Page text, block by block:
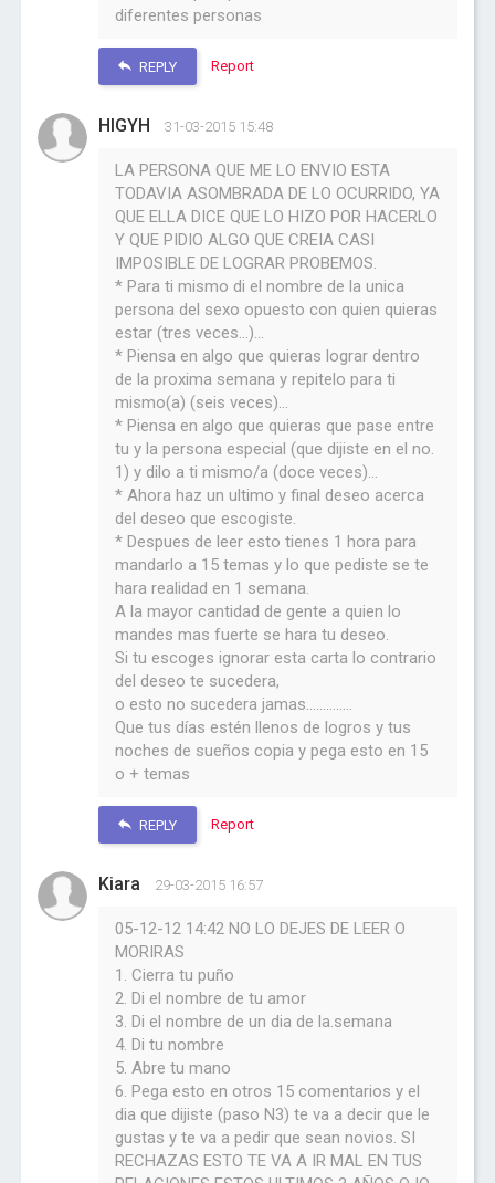
diferentes personas
REPLY Report
HIGYH 31-03-2015 15:48
LA PERSONA QUE ME LO ENVIO ESTA
TODAVIA ASOMBRADA DE LO OCURRIDO, YA
QUE ELLA DICE QUE LO HIZO POR HACERLO
Y QUE PIDIO ALGO QUE CREIA CASI
IMPOSIBLE DE LOGRAR PROBEMOS.
* Para ti mismo di el nombre de la unica
persona del sexo opuesto con quien quieras
estar (tres veces...)...
* Piensa en algo que quieras lograr dentro
de la proxima semana y repitelo para ti
mismo(a) (seis veces)...
* Piensa en algo que quieras que pase entre
tu y la persona especial (que dijiste en el no.
1) y dilo a ti mismo/a (doce veces)...
* Ahora haz un ultimo y final deseo acerca
del deseo que escogiste.
* Despues de leer esto tienes 1 hora para
mandarlo a 15 temas y lo que pediste se te
hara realidad en 1 semana.
A la mayor cantidad de gente a quien lo
mandes mas fuerte se hara tu deseo.
Si tu escoges ignorar esta carta lo contrario
del deseo te sucedera,
o esto no sucedera jamas..............
Que tus días estén llenos de logros y tus
noches de sueños copia y pega esto en 15
o + temas
REPLY Report
Kiara 29-03-2015 16:57
05-12-12 14:42 NO LO DEJES DE LEER O
MORIRAS
1. Cierra tu puño
2. Di el nombre de tu amor
3. Di el nombre de un dia de la.semana
4. Di tu nombre
5. Abre tu mano
6. Pega esto en otros 15 comentarios y el
dia que dijiste (paso N3) te va a decir que le
gustas y te va a pedir que sean novios. SI
RECHAZAS ESTO TE VA A IR MAL EN TUS